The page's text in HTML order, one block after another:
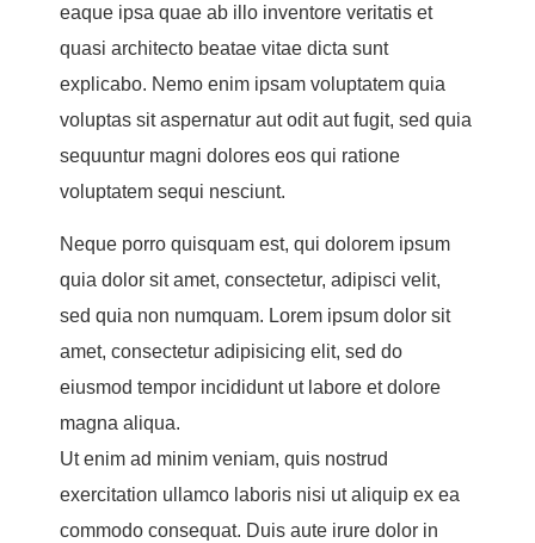
eaque ipsa quae ab illo inventore veritatis et
quasi architecto beatae vitae dicta sunt
explicabo. Nemo enim ipsam voluptatem quia
voluptas sit aspernatur aut odit aut fugit, sed quia
sequuntur magni dolores eos qui ratione
voluptatem sequi nesciunt.
Neque porro quisquam est, qui dolorem ipsum
quia dolor sit amet, consectetur, adipisci velit,
sed quia non numquam. Lorem ipsum dolor sit
amet, consectetur adipisicing elit, sed do
eiusmod tempor incididunt ut labore et dolore
magna aliqua.
Ut enim ad minim veniam, quis nostrud
exercitation ullamco laboris nisi ut aliquip ex ea
commodo consequat. Duis aute irure dolor in